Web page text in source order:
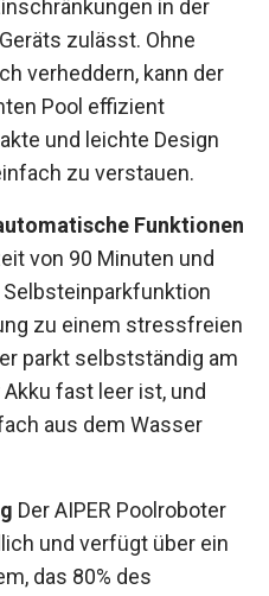
in der
zulässt. Ohne
verheddern, kann der
Pool effizient
und leichte Design
zu verstauen.
Funktionen
von 90 Minuten und
zu einem stressfreien
parkt selbstständig am
fast leer ist, und
aus dem Wasser
Der AIPER Poolroboter
und verfügt über ein
das 80% des